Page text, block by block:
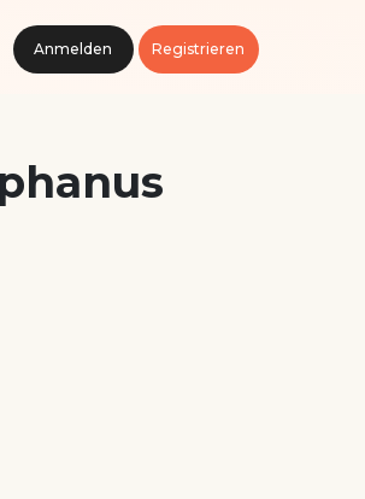
Anmelden Registrieren